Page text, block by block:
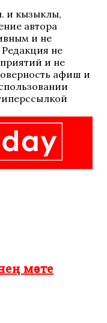
иң кызыклы,
автора
и не
не
и не
афиш и
мәете